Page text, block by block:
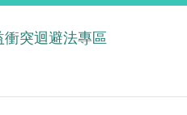
突迴避法專區